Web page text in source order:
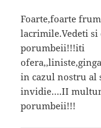
Foarte,foarte
lacrimile.Vedeti si
porumbeii!!!iti
in cazul nostru al
invidie….II
porumbeii!!!